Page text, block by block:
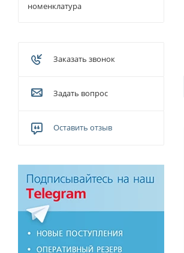
номенклатура
Заказать звонок
Задать вопрос
Оставить отзыв